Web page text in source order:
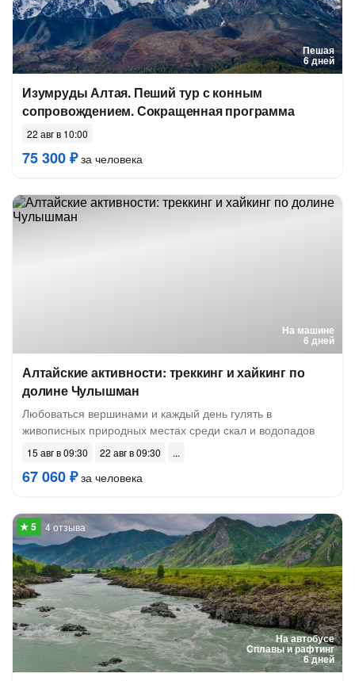
Пешая
6 дней
Изумруды Алтая. Пеший тур с конным
сопровождением. Сокращенная программа
22 авг в 10:00
75 300 ₽за человека
На машине
6 дней
Алтайские активности: треккинг и хайкинг по
долине Чулышман
Любоваться вершинами и каждый день гулять в
живописных природных местах среди скал и водопадов
15 авг в 09:30 22 авг в 09:30
67 060 ₽за человека
На автобусе
Сплавы и рафтинг
6 дней
4 отзыва